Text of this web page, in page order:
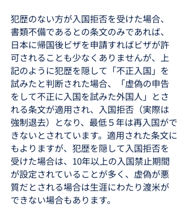
犯歴のない方が入国拒否を受けた場合、
書類不備であるとの条文のみであれば、
日本に帰国後ビザを申請すればビザが許
可されることも少なくありませんが、上
記のように犯歴を隠して「不正入国」を
試みたと判断された場合、「虚偽の申告
をして不正に入国を試みた外国人」とさ
れる条文が適用され、入国拒否（実際は
強制退去）となり、最低５年は再入国がで
きないとされています。適用された条文に
もよりますが、犯歴を隠して入国拒否を
受けた場合は、10年以上の入国禁止期間
が設定されていることが多く、虚偽が悪
質だとされる場合は生涯にわたり渡米が
できない場合もあります。